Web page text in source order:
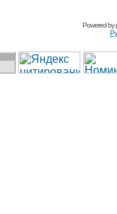
Powered by